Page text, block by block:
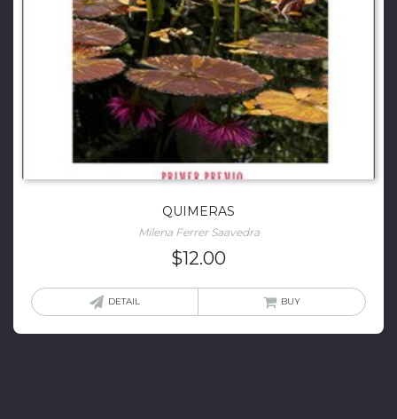
QUIMERAS
Milena Ferrer Saavedra
$12.00
DETAIL BUY